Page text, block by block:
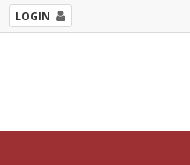
LOGIN